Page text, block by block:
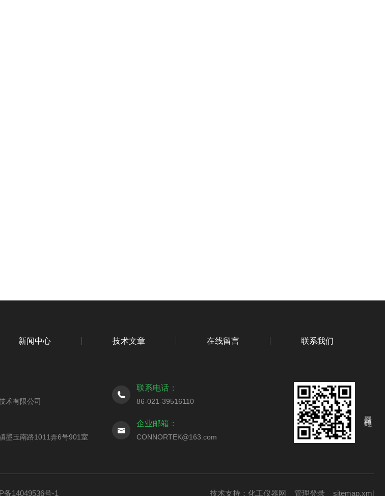
新闻中心 技术文章 在线留言 联系我们
术有限公司
联系电话：
86-021-39516110
墨玉南路1011弄6号901室
企业邮箱：
CONNORTEK@163.com
备14049536号-1 技术支持： 化工仪器网 管理登录 sitemap.xml